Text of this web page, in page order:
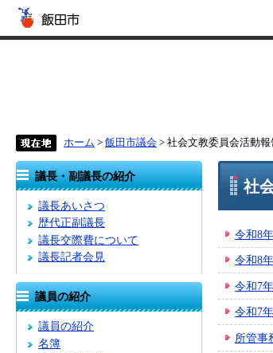
ホーム > 飯田市議会 > 社会文教委員会活動報
議長・副議長の紹介
議長あいさつ
歴代正副議長
議長交際費について
議長記者会見
議員の紹介
議員の紹介
名簿
社
令和8
令和8
令和7
令和7
所管事